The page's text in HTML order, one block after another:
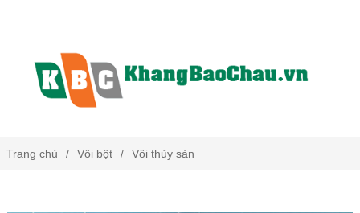
Trang chủ Vôi bột Vôi thủy sản